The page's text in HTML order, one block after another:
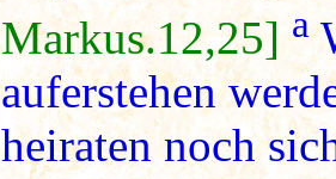
Markus.12,25] a
auferstehen
heiraten noch